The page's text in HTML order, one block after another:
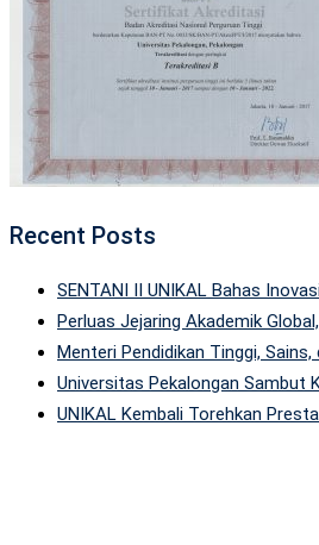
Recent Posts
SENTANI II UNIKAL Bahas
Perluas Jejaring Akademik
Menteri Pendidikan Tinggi,
Universitas Pekalongan Sambut
UNIKAL Kembali Torehkan